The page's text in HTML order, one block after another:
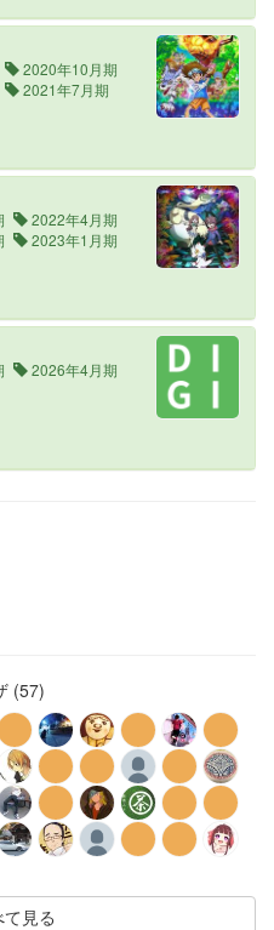
2020年10月期
2021年7月期
2022年4月期
2023年1月期
2026年4月期
(57)
見る